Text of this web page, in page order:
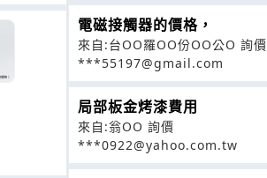
電磁接觸器的價格，
來自:台OO羅OO份OO公O 詢價
***55197@gmail.com
局部板金烤漆費用
來自:翁OO 詢價
***0922@yahoo.com.tw